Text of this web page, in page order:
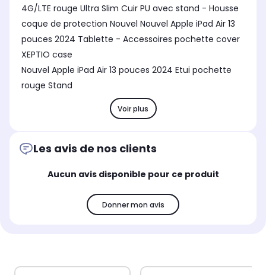
4G/LTE rouge Ultra Slim Cuir PU avec stand - Housse
coque de protection Nouvel Nouvel Apple iPad Air 13
pouces 2024 Tablette - Accessoires pochette cover
XEPTIO case
Nouvel Apple iPad Air 13 pouces 2024 Etui pochette
rouge Stand
Voir plus
Les avis de nos clients
Aucun avis disponible pour ce produit
Donner mon avis